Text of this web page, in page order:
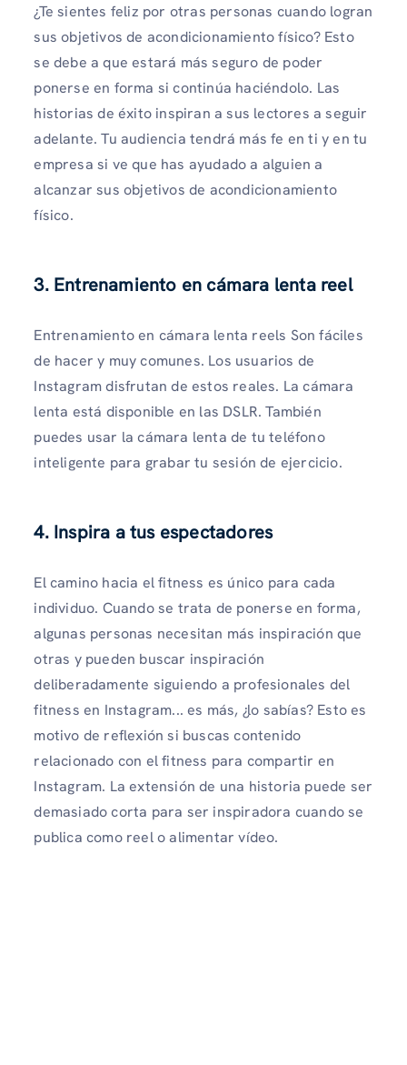
¿Te sientes feliz por otras personas cuando logran
sus objetivos de acondicionamiento físico? Esto
se debe a que estará más seguro de poder
ponerse en forma si continúa haciéndolo. Las
historias de éxito inspiran a sus lectores a seguir
adelante. Tu audiencia tendrá más fe en ti y en tu
empresa si ve que has ayudado a alguien a
alcanzar sus objetivos de acondicionamiento
físico.
3. Entrenamiento en cámara lenta reel
Entrenamiento en cámara lenta reels Son fáciles
de hacer y muy comunes. Los usuarios de
Instagram disfrutan de estos reales. La cámara
lenta está disponible en las DSLR. También
puedes usar la cámara lenta de tu teléfono
inteligente para grabar tu sesión de ejercicio.
4. Inspira a tus espectadores
El camino hacia el fitness es único para cada
individuo. Cuando se trata de ponerse en forma,
algunas personas necesitan más inspiración que
otras y pueden buscar inspiración
deliberadamente siguiendo a profesionales del
fitness en Instagram... es más, ¿lo sabías? Esto es
motivo de reflexión si buscas contenido
relacionado con el fitness para compartir en
Instagram. La extensión de una historia puede ser
demasiado corta para ser inspiradora cuando se
publica como reel o alimentar vídeo.